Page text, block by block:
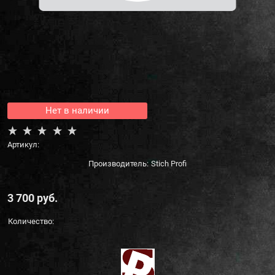
Нет в наличии
Артикул:
Производитель: Stich Profi
3 700 руб.
Количество: